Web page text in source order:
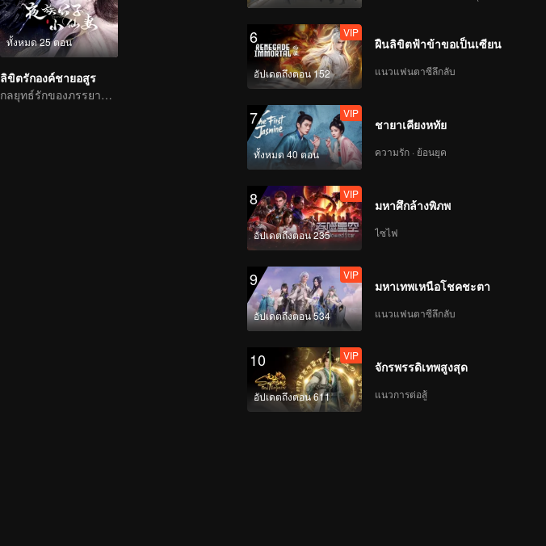
ทั้งหมด 25 ตอน
ลิขิตรักองค์ชายอสูร
กลยุทธ์รักของภรรยาจอมจุ้นและสามีเย็นชา
6
อัปเดตถึงตอน 152
VIP
ฝืนลิขิตฟ้าข้าขอเป็นเซียน
แนวแฟนตาซีลึกลับ
7
ทั้งหมด 40 ตอน
VIP
ชายาเคียงหทัย
ความรัก · ย้อนยุค
8
อัปเดตถึงตอน 235
VIP
มหาศึกล้างพิภพ
ไซไฟ
9
อัปเดตถึงตอน 534
VIP
มหาเทพเหนือโชคชะตา
แนวแฟนตาซีลึกลับ
10
อัปเดตถึงตอน 611
VIP
จักรพรรดิเทพสูงสุด
แนวการต่อสู้